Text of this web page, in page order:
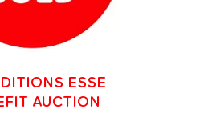
ESSE
AUCTION